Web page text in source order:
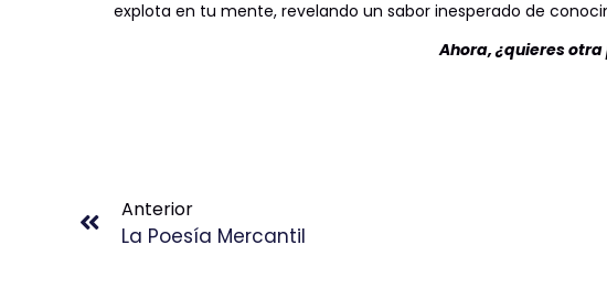
explota en tu mente, revelando un sabor inesperado de
Ahora, ¿quieres
Anterior
La Poesía Mercantil